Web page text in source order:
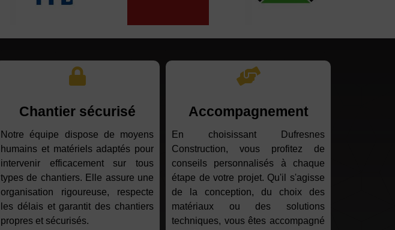
Chantier sécurisé
Notre équipe dispose de moyens
humains et matériels adaptés pour
intervenir efficacement sur tous
types de chantiers. Elle assure une
organisation rigoureuse, respecte
les délais et garantit des chantiers
propres et sécurisés.
Accompagnement
En choisissant Dufresnes
Construction, vous profitez de
conseils personnalisés à chaque
étape de votre projet. Qu'il s'agisse
de la conception, du choix des
matériaux ou des solutions
techniques, vous êtes accompagné